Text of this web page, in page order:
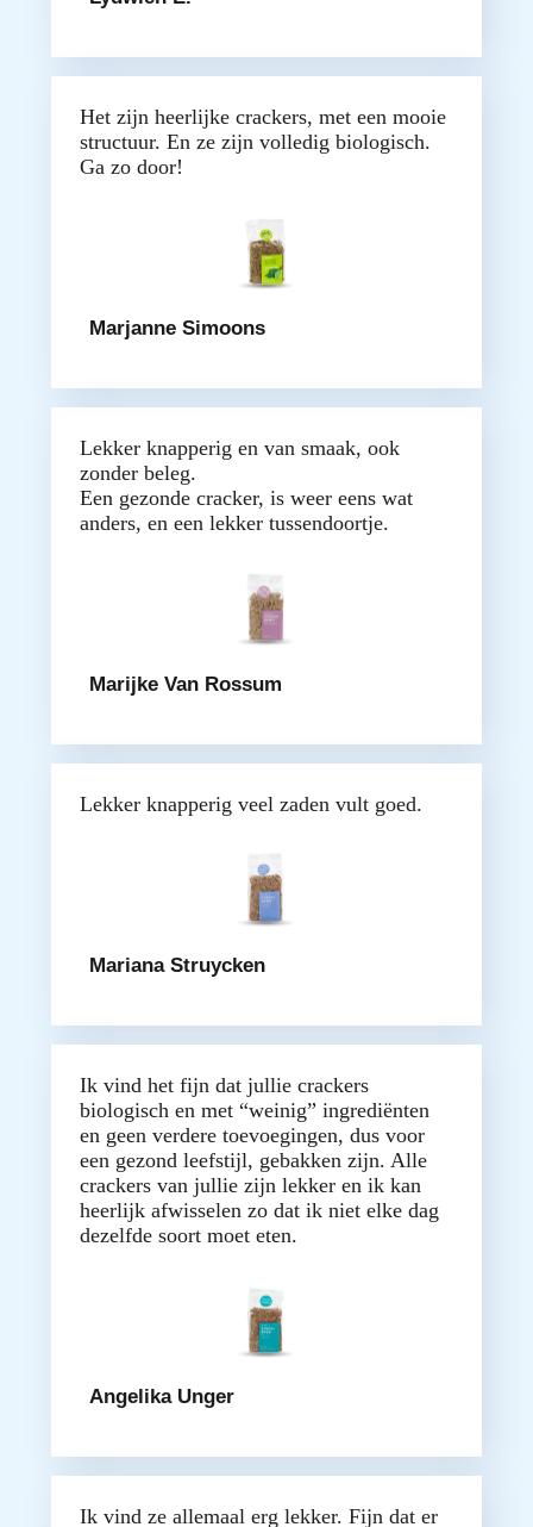
Het zijn heerlijke crackers, met een mooie
structuur. En ze zijn volledig biologisch.
Ga zo door!
Marjanne Simoons
Lekker knapperig en van smaak, ook
zonder beleg.
Een gezonde cracker, is weer eens wat
anders, en een lekker tussendoortje.
Marijke Van Rossum
Lekker knapperig veel zaden vult goed.
Mariana Struycken
Ik vind het fijn dat jullie crackers
biologisch en met “weinig” ingrediënten
en geen verdere toevoegingen, dus voor
een gezond leefstijl, gebakken zijn. Alle
crackers van jullie zijn lekker en ik kan
heerlijk afwisselen zo dat ik niet elke dag
dezelfde soort moet eten.
Angelika Unger
Ik vind ze allemaal erg lekker. Fijn dat er